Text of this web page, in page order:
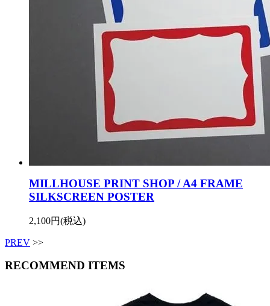
MILLHOUSE PRINT SHOP / A4 FRAME
SILKSCREEN POSTER
2,100円(税込)
PREV >>
RECOMMEND ITEMS